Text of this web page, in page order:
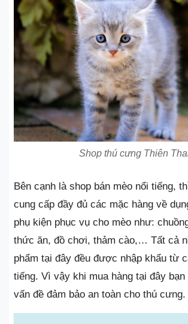
Shop thú cưng Thiên
Bên cạnh là shop bán mèo nổi tiếng,
cung cấp đầy đủ các mặc hàng về
phụ kiện phục vụ cho mèo như:
thức ăn, đồ chơi, thảm cào,… Tất cả
phẩm tại đây đều được nhập khẩu từ
tiếng. Vì vậy khi mua hàng tại đây
vấn đề đảm bảo an toàn cho thú cưng.